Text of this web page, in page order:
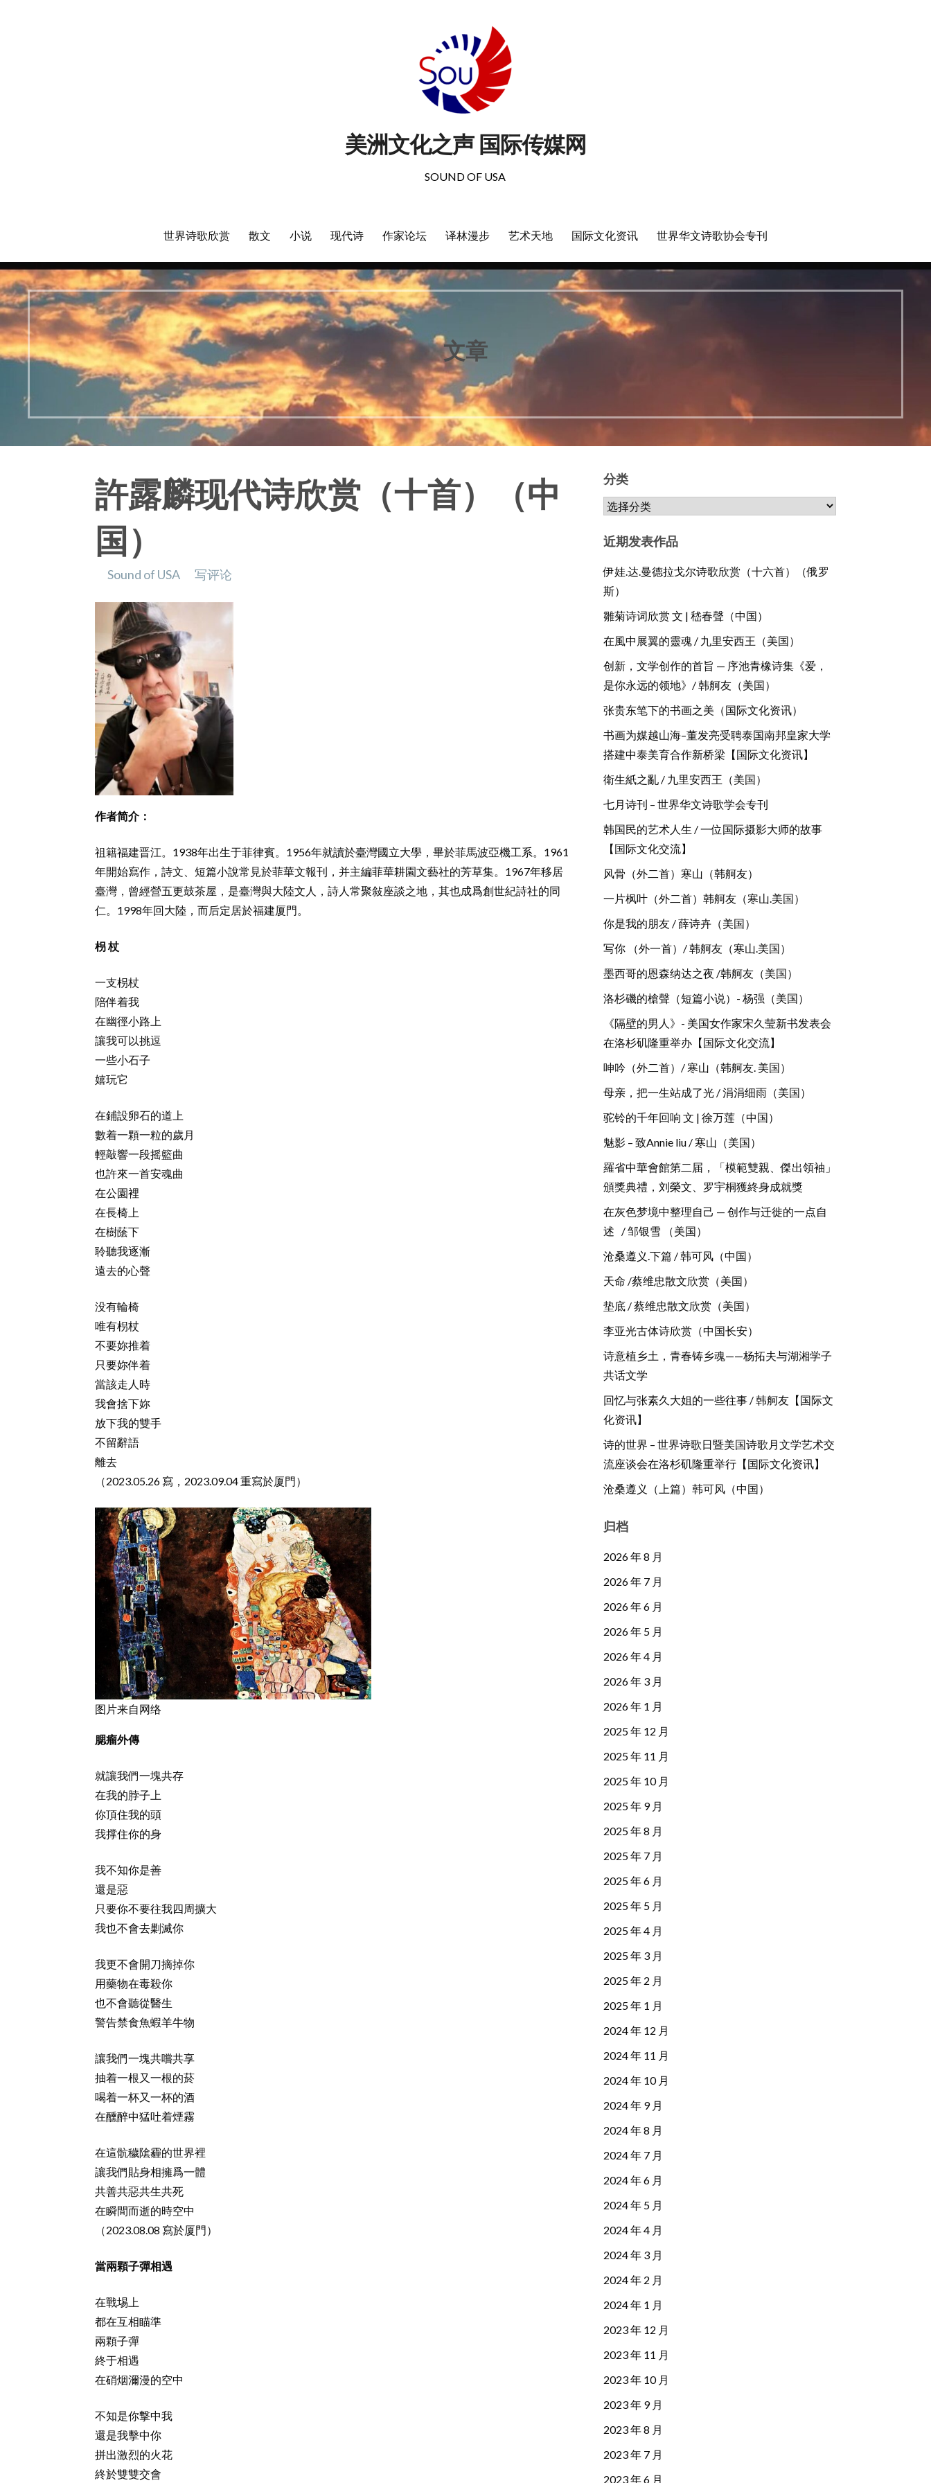
美洲文化之声 国际传媒网
SOUND OF USA
世界诗歌欣赏 散文 小说 现代诗 作家论坛 译林漫步 艺术天地 国际文化资讯 世界华文诗歌协会专刊
文章
許露麟现代诗欣赏（十首）（中
国）
Sound of USA 写评论
作者简介：
祖籍福建晋江。1938年出生于菲律賓。1956年就讀於臺灣國立大學，畢於菲馬波亞機工系。1961
年開始寫作，詩文、短篇小說常見於菲華文報刊，并主編菲華耕園文藝社的芳草集。1967年移居
臺灣，曾經營五更鼓茶屋，是臺灣與大陸文人，詩人常聚敍座談之地，其也成爲創世紀詩社的同
仁。1998年回大陸，而后定居於福建厦門。
枴 杖
一支枴杖
陪伴着我
在幽徑小路上
讓我可以挑逗
一些小石子
嬉玩它
在鋪設卵石的道上
數着一顆一粒的歲月
輕敲響一段摇籃曲
也許來一首安魂曲
在公園裡
在長椅上
在樹䕃下
聆聽我逐漸
遠去的心聲
没有輪椅
唯有枴杖
不要妳推着
只要妳伴着
當該走人時
我會捨下妳
放下我的雙手
不留辭語
離去
（2023.05.26 寫，2023.09.04 重寫於厦門）
图片来自网络
腮瘤外傳
就讓我們一塊共存
在我的脖子上
你頂住我的頭
我撑住你的身
我不知你是善
還是惡
只要你不要往我四周擴大
我也不會去剿滅你
我更不會開刀摘掉你
用藥物在毒殺你
也不會聽從醫生
警告禁食魚蝦羊牛物
讓我們一塊共嚐共享
抽着一根又一根的菸
喝着一杯又一杯的酒
在醺醉中猛吐着煙霧
在這骯穢隂霾的世界裡
讓我們貼身相擁爲一體
共善共惡共生共死
在瞬間而逝的時空中
（2023.08.08 寫於厦門）
當兩顆子彈相遇
在戰埸上
都在互相瞄準
兩顆子彈
終于相遇
在硝烟濔漫的空中
不知是你撃中我
還是我擊中你
拼出激烈的火花
終於雙雙交會
分类
近期发表作品
伊娃.达.曼德拉戈尔诗歌欣赏（十六首）（俄罗
斯）
雛菊诗词欣赏 文 | 嵇春聲（中国）
在風中展翼的靈魂 / 九里安西王（美国）
创新，文学创作的首旨 — 序池青橡诗集《爱，
是你永远的领地》/ 韩舸友（美国）
张贵东笔下的书画之美（国际文化资讯）
书画为媒越山海–董发亮受聘泰国南邦皇家大学
搭建中泰美育合作新桥梁【国际文化资讯】
衛生紙之亂 / 九里安西王（美国）
七月诗刊 – 世界华文诗歌学会专刊
韩国民的艺术人生 / 一位国际摄影大师的故事
【国际文化交流】
风骨（外二首）寒山（韩舸友）
一片枫叶（外二首）韩舸友（寒山.美国）
你是我的朋友 / 薛诗卉（美国）
写你 （外一首）/ 韩舸友（寒山.美国）
墨西哥的恩森纳达之夜 /韩舸友（美国）
洛杉磯的槍聲（短篇小说）- 杨强（美国）
《隔壁的男人》- 美国女作家宋久莹新书发表会
在洛杉矶隆重举办【国际文化交流】
呻吟（外二首）/ 寒山（韩舸友. 美国）
母亲，把一生站成了光 / 涓涓细雨（美国）
驼铃的千年回响 文 | 徐万莲（中国）
魅影 – 致Annie liu / 寒山（美国）
羅省中華會館第二届，「模範雙親、傑出領袖」
頒獎典禮，刘榮文、罗宇桐獲終身成就獎
在灰色梦境中整理自己 — 创作与迁徙的一点自
述 / 邹银雪 （美国）
沧桑遵义.下篇 / 韩可风（中国）
天命 /蔡维忠散文欣赏（美国）
垫底 / 蔡维忠散文欣赏（美国）
李亚光古体诗欣赏（中国长安）
诗意植乡土，青春铸乡魂——杨拓夫与湖湘学子
共话文学
回忆与张素久大姐的一些往事 / 韩舸友【国际文
化资讯】
诗的世界 – 世界诗歌日暨美国诗歌月文学艺术交
流座谈会在洛杉矶隆重举行【国际文化资讯】
沧桑遵义（上篇）韩可风（中国）
归档
2026 年 8 月
2026 年 7 月
2026 年 6 月
2026 年 5 月
2026 年 4 月
2026 年 3 月
2026 年 1 月
2025 年 12 月
2025 年 11 月
2025 年 10 月
2025 年 9 月
2025 年 8 月
2025 年 7 月
2025 年 6 月
2025 年 5 月
2025 年 4 月
2025 年 3 月
2025 年 2 月
2025 年 1 月
2024 年 12 月
2024 年 11 月
2024 年 10 月
2024 年 9 月
2024 年 8 月
2024 年 7 月
2024 年 6 月
2024 年 5 月
2024 年 4 月
2024 年 3 月
2024 年 2 月
2024 年 1 月
2023 年 12 月
2023 年 11 月
2023 年 10 月
2023 年 9 月
2023 年 8 月
2023 年 7 月
2023 年 6 月